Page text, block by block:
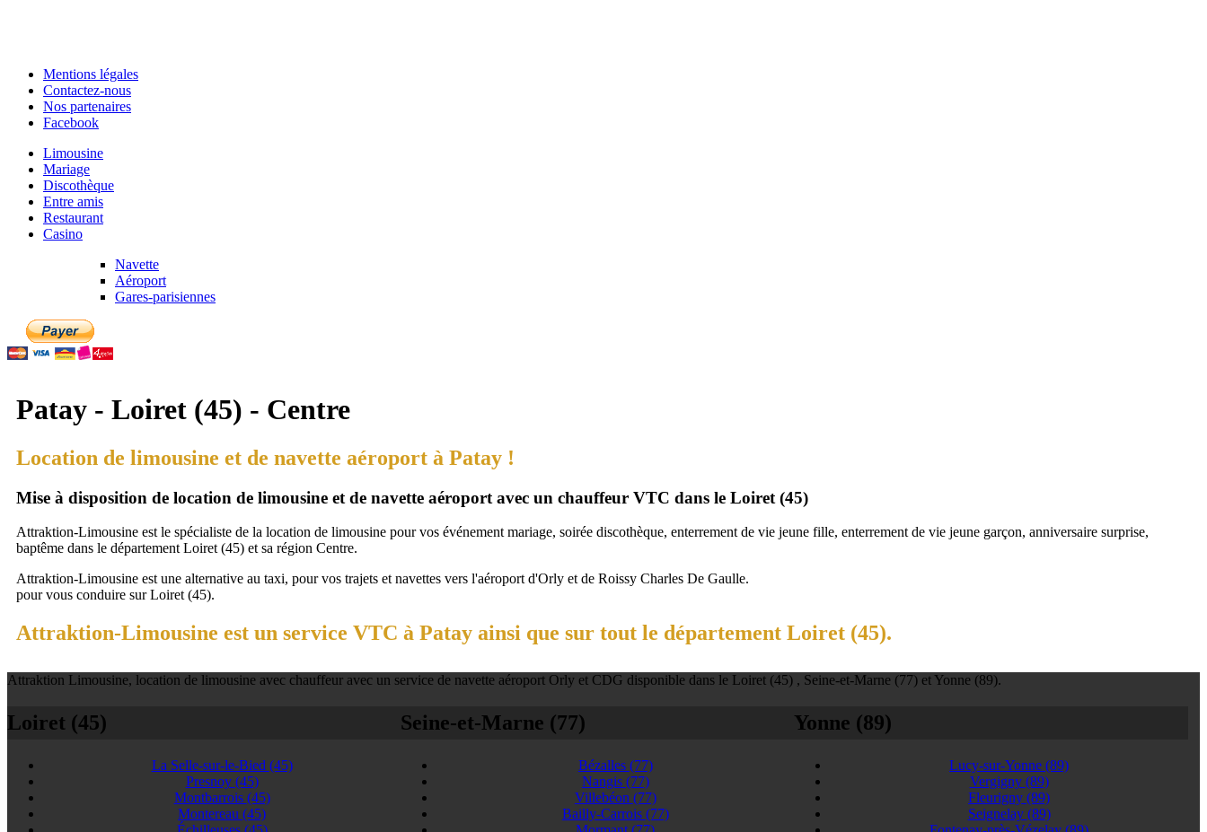
Mentions légales
Contactez-nous
Nos partenaires
Facebook
Limousine
Mariage
Discothèque
Entre amis
Restaurant
Casino
Navette
Aéroport
Gares-parisiennes
Patay - Loiret (45) - Centre
Location de limousine et de navette aéroport à Patay !
Mise à disposition de location de limousine et de navette aéroport avec un chauffeur VTC dans le Loiret (45)
Attraktion-Limousine est le spécialiste de la location de limousine pour vos événement mariage, soirée discothèque, enterrement de vie jeune fille, enterrement de vie jeune garçon, anniversaire surprise,
baptême dans le département Loiret (45) et sa région Centre.
Attraktion-Limousine est une alternative au taxi, pour vos trajets et navettes vers l'aéroport d'Orly et de Roissy Charles De Gaulle.
pour vous conduire sur Loiret (45).
Attraktion-Limousine est un service VTC à Patay ainsi que sur tout le département Loiret (45).
Attraktion Limousine, location de limousine avec chauffeur avec un service de navette aéroport Orly et CDG disponible dans le Loiret (45) , Seine-et-Marne (77) et Yonne (89).
Loiret (45)
La Selle-sur-le-Bied (45)
Presnoy (45)
Montbarrois (45)
Montereau(45)
Seine-et-Marne (77)
Bézalles (77)
Nangis (77)
Villebéon (77)
Bailly-Carrois (77)
Yonne (89)
Lucy-sur-Yonne(89)
Vergigny (89)
Fleurigny(89)
Seignelay (89)